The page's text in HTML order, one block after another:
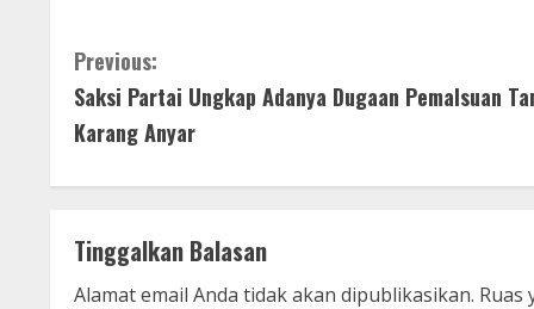
C
o
i
Previous:
Saksi Partai Ungkap Adanya Dugaan Pemalsuan
Karang Anyar
Tinggalkan Balasan
Alamat email Anda tidak akan dipublikasikan. Ruas